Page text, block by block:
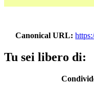
Canonical URL
Tu sei libero di: